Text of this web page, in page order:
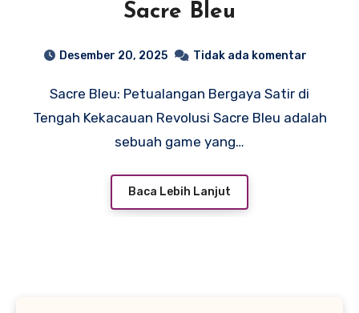
Sacre Bleu
Desember 20, 2025 Tidak ada komentar
Sacre Bleu: Petualangan Bergaya Satir di
Tengah Kekacauan Revolusi Sacre Bleu adalah
sebuah game yang…
Baca Lebih Lanjut